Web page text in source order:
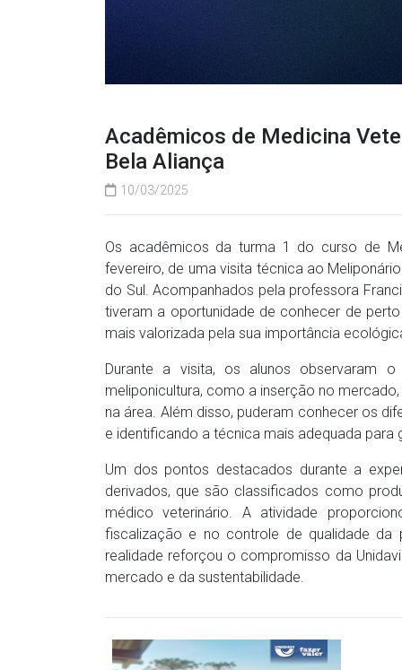
Acadêmicos de Medicina
Bela Aliança
10/03/2025
Os acadêmicos da turma 1 do curso de
fevereiro, de uma visita técnica ao
do Sul. Acompanhados pela professora
tiveram a oportunidade de conhecer de
mais valorizada pela sua importância
Durante a visita, os alunos observaram
meliponicultura, como a inserção no
na área. Além disso, puderam conhecer os
e identificando a técnica mais adequada para
Um dos pontos destacados durante a
derivados, que são classificados como
médico veterinário. A atividade
fiscalização e no controle de qualidade
realidade reforçou o compromisso da
mercado e da sustentabilidade.